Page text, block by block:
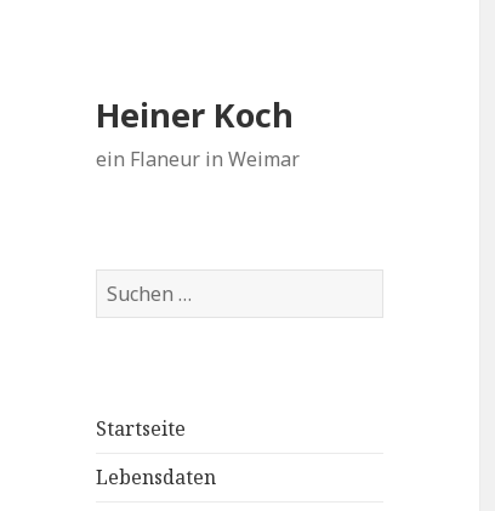
Heiner Koch
ein Flaneur in Weimar
Suchen
nach:
Startseite
Lebensdaten